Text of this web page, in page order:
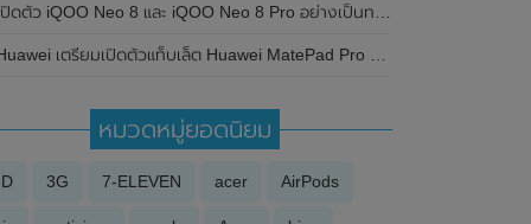
ตัว iQOO Neo 8 และ iQOO Neo 8 Pro อย่างเป็นทางการในประเทศจีน มาพร้อมชิปเซ็ต Dimensity 9200+ รุ่นใหม่ของ MediaTek และรองรับการชาร์จไวที่ 120W
เตรียมเปิดตัวแท็บเล็ต Huawei MatePad Pro 13.2 รุ่นใหม่ ที่ประเทศจีน
หมวดหมู่ยอดนิยม
3G 7-ELEVEN acer AirPods